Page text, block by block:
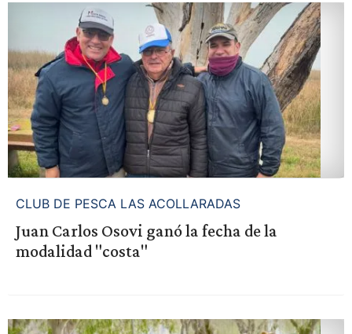
CLUB DE PESCA LAS ACOLLARADAS
Juan Carlos Osovi ganó la fecha de la
modalidad "costa"